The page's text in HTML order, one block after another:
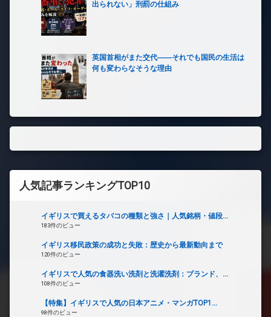
出られない」刑罰の仕組み
英国首相がまた交代――それでも国民の生活は
何も変わらなそうな理由
人気記事ランキングTOP10
イギリスで買えるタバコの種類と強さ｜人気銘柄・値段...
183件のビュー
イギリス移民政策の成功と失敗：歴史から最新動向まで
120件のビュー
イギリスで人気の食器洗い洗剤と洗濯洗剤：ブランド、...
108件のビュー
【特集】イギリスで人気の日本アニメ・マンガTOP1...
98件のビュー